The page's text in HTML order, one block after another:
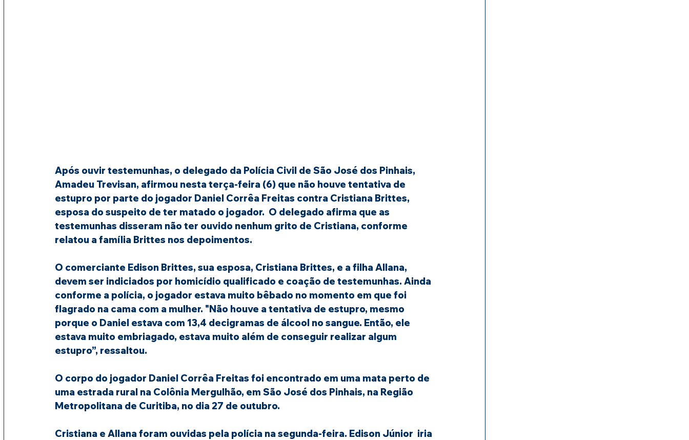
Após ouvir testemunhas, o delegado da Polícia Civil de São José dos Pinhais,
Amadeu Trevisan, afirmou nesta terça-feira (6) que não houve tentativa de
estupro por parte do jogador Daniel Corrêa Freitas contra Cristiana Brittes,
esposa do suspeito de ter matado o jogador.  O delegado afirma que as
testemunhas disseram não ter ouvido nenhum grito de Cristiana, conforme
relatou a família Brittes nos depoimentos.
O comerciante Edison Brittes, sua esposa, Cristiana Brittes, e a filha Allana,
devem ser indiciados por homicídio qualificado e coação de testemunhas. Ainda
conforme a polícia, o jogador estava muito bêbado no momento em que foi
flagrado na cama com a mulher. "Não houve a tentativa de estupro, mesmo
porque o Daniel estava com 13,4 decigramas de álcool no sangue. Então, ele
estava muito embriagado, estava muito além de conseguir realizar algum
estupro”, ressaltou.
O corpo do jogador Daniel Corrêa Freitas foi encontrado em uma mata perto de
uma estrada rural na Colônia Mergulhão, em São José dos Pinhais, na Região
Metropolitana de Curitiba, no dia 27 de outubro.
Cristiana e Allana foram ouvidas pela polícia na segunda-feira. Edison Júnior  iria